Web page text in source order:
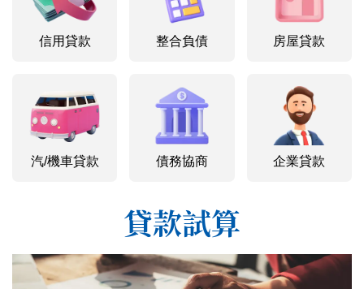
信用貸款 整合負債 房屋貸款
汽/機車貸款 債務協商 企業貸款
貸款試算